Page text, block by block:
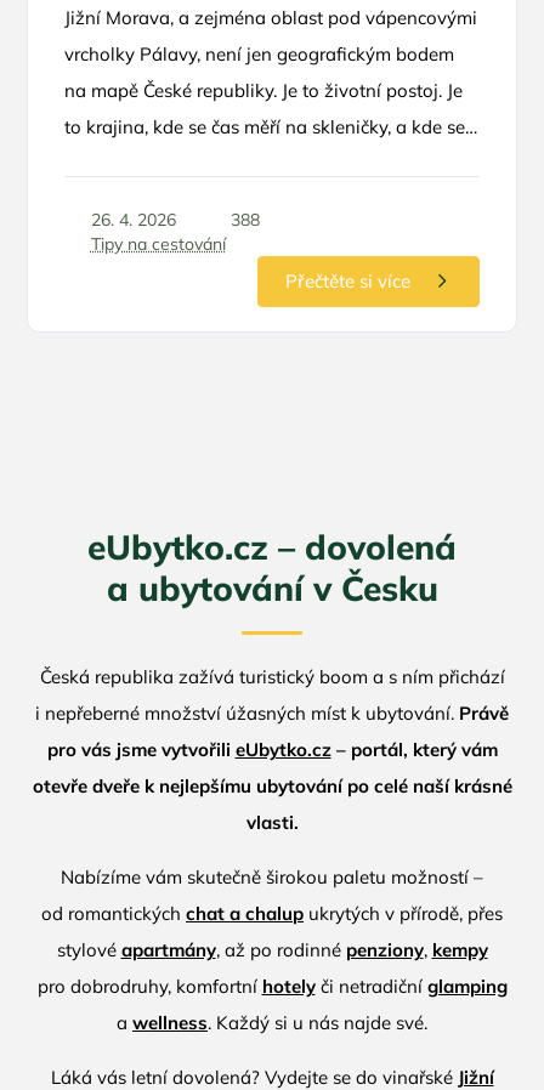
Jižní Morava, a zejména oblast pod vápencovými
vrcholky Pálavy, není jen geografickým bodem
na mapě České republiky. Je to životní postoj. Je
to krajina, kde se čas měří na skleničky, a kde se
koloběhu, není lepší volby než se ubytovat přímo
u zdroje – v penzionech, které jsou přímou
součástí vinných sklípků. Tento zážitek v sobě
26. 4. 2026
388
Tipy na cestování
Přečtěte si více
eUbytko.cz – dovolená
a ubytování v Česku
Česká republika zažívá turistický boom a s ním přichází
i nepřeberné množství úžasných míst k ubytování. Právě
pro vás jsme vytvořili eUbytko.cz– portál, který vám
otevře dveře k nejlepšímu ubytování po celé naší krásné
vlasti.
Nabízíme vám skutečně širokou paletu možností –
od romantických chat a chalup ukrytých v přírodě, přes
stylové apartmány, až po rodinné penziony, kempy
pro dobrodruhy, komfortní hotelyči netradiční glamping
a wellness. Každý si u nás najde své.
Láká vás letní dovolená? Vydejte se do vinařské Jižní